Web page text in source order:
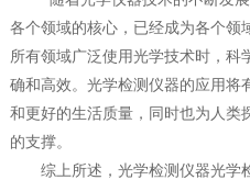
各个领域的核心，已经成为各个领
所有领域广泛使用光学技术时，科
确和高效。 光学检测仪器的应用将
和更好的生活质量，同时也为人类
的支撑。
综上所述， 光学检测仪器光学